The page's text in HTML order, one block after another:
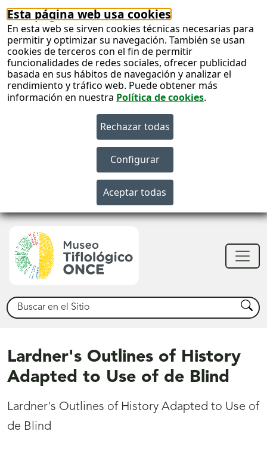
Esta página web usa cookies
En esta web se sirven cookies técnicas necesarias para
permitir y optimizar su navegación. También se usan
cookies de terceros con el fin de permitir
funcionalidades de redes sociales, ofrecer publicidad
basada en sus hábitos de navegación y analizar el
rendimiento y tráfico web. Puede obtener más
información en nuestra Política de cookies.
Buscar Buscar
Lardner's Outlines of History
Adapted to Use of de Blind
Lardner's Outlines of History Adapted to Use of
de Blind